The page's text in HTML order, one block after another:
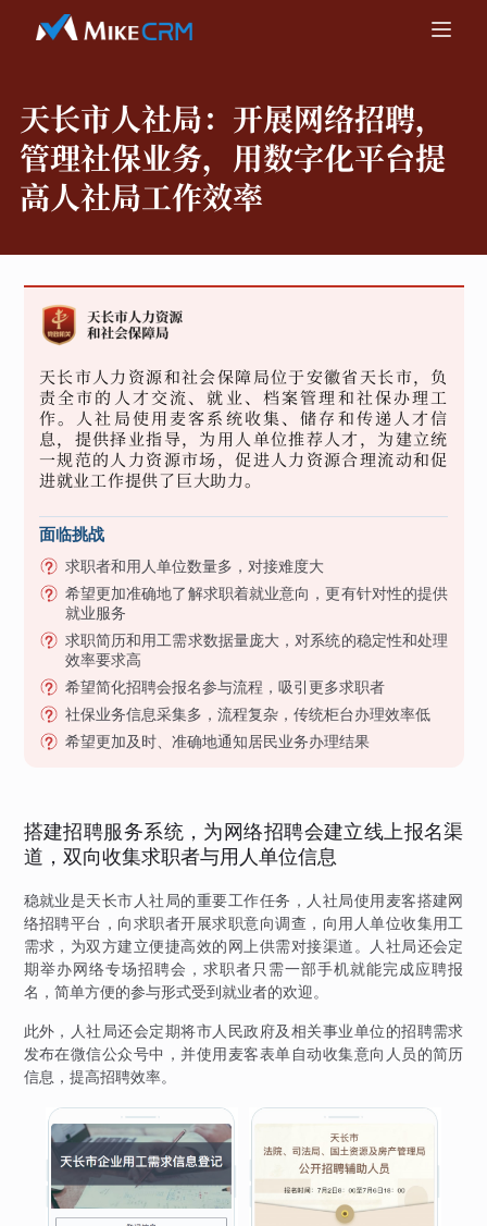
天长市人社局： 开展网络招聘，
管理社保业务，用数字化平台提
高人社局工作效率
天长市人力资源和社会保障局位于安徽省天长市，负
责全市的人才交流、就业、档案管理和社保办理工
作。人社局使用麦客系统收集、储存和传递人才信
息，提供择业指导，为用人单位推荐人才，为建立统
一规范的人力资源市场，促进人力资源合理流动和促
进就业工作提供了巨大助力。
面临挑战
求职者和用人单位数量多，对接难度大
希望更加准确地了解求职着就业意向，更有针对性的提供
就业服务
求职简历和用工需求数据量庞大，对系统的稳定性和处理
效率要求高
希望简化招聘会报名参与流程，吸引更多求职者
社保业务信息采集多，流程复杂，传统柜台办理效率低
希望更加及时、准确地通知居民业务办理结果
搭建招聘服务系统，为网络招聘会建立线上报名渠
道，双向收集求职者与用人单位信息
稳就业是天长市人社局的重要工作任务，人社局使用麦客搭建网
络招聘平台，向求职者开展求职意向调查，向用人单位收集用工
需求，为双方建立便捷高效的网上供需对接渠道。人社局还会定
期举办网络专场招聘会，求职者只需一部手机就能完成应聘报
名，简单方便的参与形式受到就业者的欢迎。
此外，人社局还会定期将市人民政府及相关事业单位的招聘需求
发布在微信公众号中，并使用麦客表单自动收集意向人员的简历
信息，提高招聘效率。